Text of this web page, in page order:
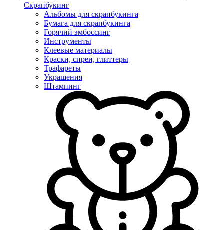
Скрапбукинг
Альбомы для скрапбукинга
Бумага для скрапбукинга
Горячий эмбоссинг
Инструменты
Клеевые материалы
Краски, спреи, глиттеры
Трафареты
Украшения
Штампинг